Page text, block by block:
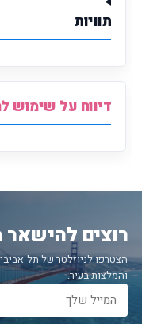
תוויות
דיווח על שימוש
רוצים להישאר
הצטרפו לניוזלטר של תל-
והמלצות בעיר.